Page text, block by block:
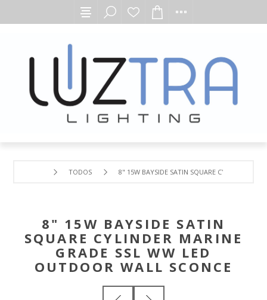
TODOS 8" 15W BAYSIDE SATIN SQUARE CYLINDER
8" 15W BAYSIDE SATIN
SQUARE CYLINDER MARINE
GRADE SSL WW LED
OUTDOOR WALL SCONCE